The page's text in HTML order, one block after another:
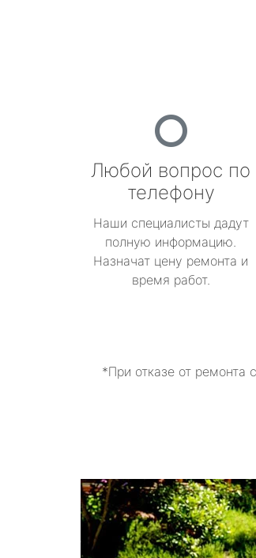
Любой вопрос по
телефону
Наши специалисты дадут
полную информацию.
Назначат цену ремонта и
время работ.
*При отказе от ремонта